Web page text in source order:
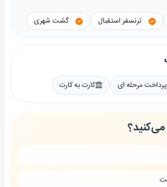
ترنسفر استقبال گشت شهری
پرداخت مرحله ای کارت به کارت
می‌کنید؟